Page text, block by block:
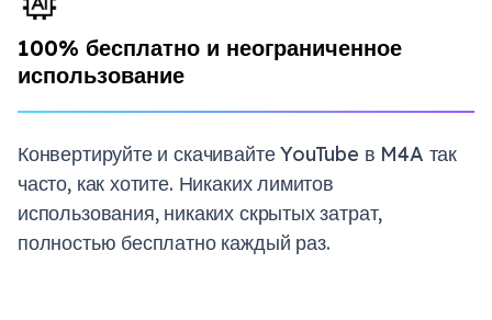
100% бесплатно и неограниченное
использование
Конвертируйте и скачивайте YouTube в M4A так
часто, как хотите. Никаких лимитов
использования, никаких скрытых затрат,
полностью бесплатно каждый раз.